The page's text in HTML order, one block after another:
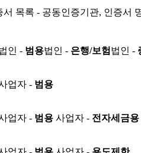
목록 - 공동인증기관, 인증서
인 - 범용법인 - 은행/보험 법인 -
업자 - 범용
업자 - 범용 사업자 - 전자세금용